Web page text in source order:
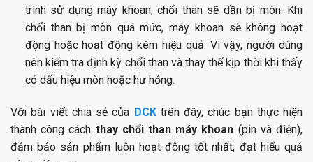
trình sử dụng máy khoan, chổi than sẽ dần bị mòn. Khi
chổi than bị mòn quá mức, máy khoan sẽ không hoạt
động hoặc hoạt động kém hiệu quả. Vì vậy, người dùng
nên kiểm tra định kỳ chổi than và thay thế kịp thời khi thấy
có dấu hiệu mòn hoặc hư hỏng.
Với bài viết chia sẻ của DCKtrên đây, chúc bạn thực hiện
thành công cách thay chổi than máy khoan (pin và điện),
đảm bảo sản phẩm luôn hoạt động tốt nhất, đạt hiểu quả